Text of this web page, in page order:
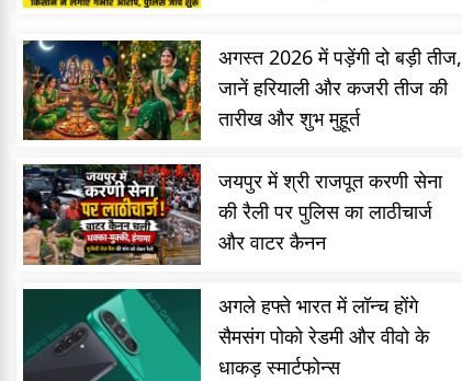
अगस्त 2026 में पड़ेंगी दो बड़ी तीज,
जानें हरियाली और कजरी तीज की
तारीख और शुभ मुहूर्त
जयपुर में श्री राजपूत करणी सेना
की रैली पर पुलिस का लाठीचार्ज
और वाटर कैनन
अगले हफ्ते भारत में लॉन्च होंगे
सैमसंग पोको रेडमी और वीवो के
धाकड़ स्मार्टफोन्स